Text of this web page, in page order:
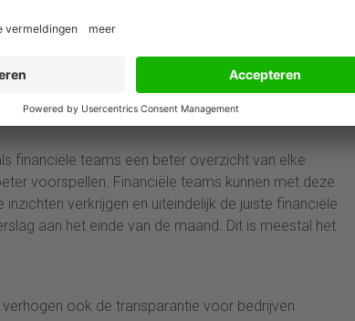
kunnen een foto van hun factuur maken en deze
zoals die van Yokoy, herkent de tekst op de
wordt de factuur automatisch gekoppeld aan de
financiële teams een beter overzicht van elke
voorspellen. Financiële teams kunnen met deze
verkrijgen en uiteindelijk de juiste financiële
aan het einde van de maand. Dit is meestal het
ook de transparantie voor bedrijven.